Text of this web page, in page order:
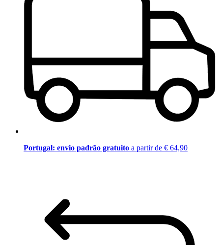
Portugal: envio padrão gratuito a partir de € 64,90